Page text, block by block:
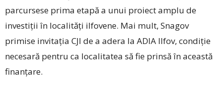
parcursese prima etapă a unui proiect amplu de
investiții în localități ilfovene. Mai mult, Snagov
primise invitația CJI de a adera la ADIA Ilfov, condiție
necesară pentru ca localitatea să fie prinsă în această
finanțare.